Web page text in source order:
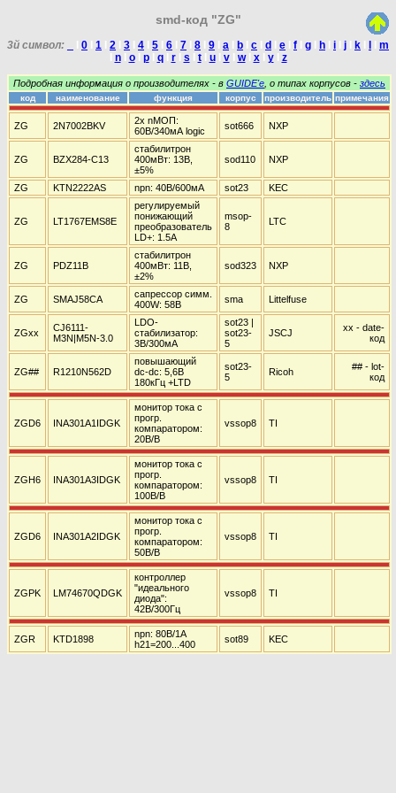
smd-код "ZG"
3й символ: 0 1 2 3 4 5 6 7 8 9 a b c d e f g h i j k
m
nI oI pI qI rI s tI uI vI wI xI yI z
Подробная информация о производителях - в GUIDE'е , о типах корпусов - здесь
код наименование функция корпус производитель примечания
ZG 2N7002BKV
2x nМОП:
60В/340мА logic
sot666 NXP
ZG BZX284-C13
стабилитрон
400мВт: 13В,
±5%
sod110 NXP
ZG KTN2222AS npn: 40В/600мА sot23 KEC
ZG LT1767EMS8E
регулируемый
понижающий
преобразователь
LD+: 1.5А
msop-
8
LTC
ZG PDZ11B
стабилитрон
400мВт: 11В,
±2%
sod323 NXP
ZG SMAJ58CA
сапрессор симм.
400W: 58В
sma Littelfuse
ZGxx
CJ6111-
M3N|M5N-3.0
LDO-
стабилизатор:
3В/300мА
sot23 |
sot23-
5
JSCJ
xx - date-
код
ZG## R1210N562D
повышающий
dc-dc: 5,6В
180кГц +LTD
sot23-
5
Ricoh
## - lot-
код
ZGD6 INA301A1IDGK
монитор тока с
прогр.
компаратором:
20В/В
vssop8 TI
ZGH6 INA301A3IDGK
монитор тока с
прогр.
компаратором:
100В/В
vssop8 TI
ZGD6 INA301A2IDGK
монитор тока с
прогр.
компаратором:
50В/В
vssop8 TI
ZGPK LM74670QDGK
контроллер
"идеального
диода":
42В/300Гц
vssop8 TI
ZGR KTD1898
npn: 80В/1А
h21=200...400
sot89 KEC